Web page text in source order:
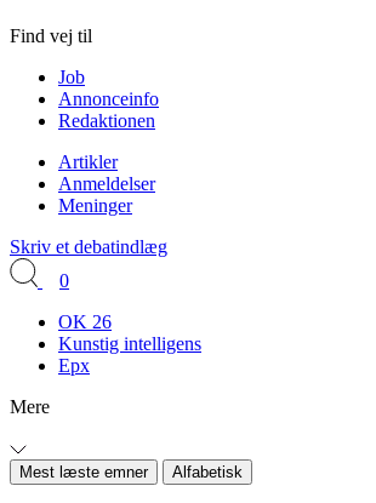
Find vej til
Job
Annonceinfo
Redaktionen
Artikler
Anmeldelser
Meninger
Skriv et debatindlæg
0
OK 26
Kunstig intelligens
Epx
Mere
Mest læste emner Alfabetisk